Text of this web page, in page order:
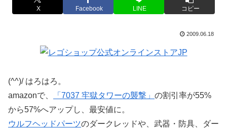
X Facebook LINE コピー
2009.06.18
(^^)/ はろはろ。
amazonで、
「7037 牢獄タワーの襲撃」 の割引率が55%
から57%へアップし、最安値に。
ウルフヘッドパーツのダークレッドや、武器・防具、ダー